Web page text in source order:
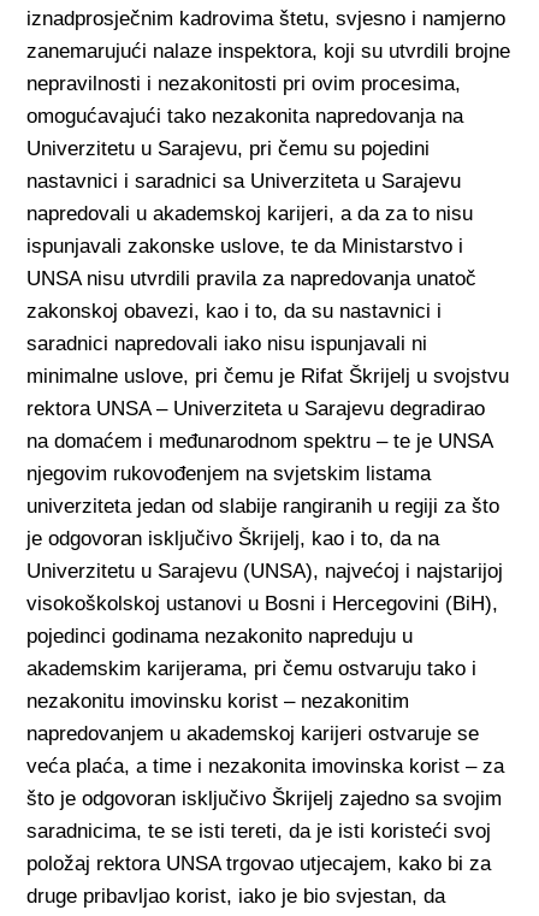
iznadprosječnim kadrovima štetu, svjesno i namjerno
zanemarujući nalaze inspektora, koji su utvrdili brojne
nepravilnosti i nezakonitosti pri ovim procesima,
omogućavajući tako nezakonita napredovanja na
Univerzitetu u Sarajevu, pri čemu su pojedini
nastavnici i saradnici sa Univerziteta u Sarajevu
napredovali u akademskoj karijeri, a da za to nisu
ispunjavali zakonske uslove, te da Ministarstvo i
UNSA nisu utvrdili pravila za napredovanja unatoč
zakonskoj obavezi, kao i to, da su nastavnici i
saradnici napredovali iako nisu ispunjavali ni
minimalne uslove, pri čemu je Rifat Škrijelj u svojstvu
rektora UNSA – Univerziteta u Sarajevu degradirao
na domaćem i međunarodnom spektru – te je UNSA
njegovim rukovođenjem na svjetskim listama
univerziteta jedan od slabije rangiranih u regiji za što
je odgovoran isključivo Škrijelj, kao i to, da na
Univerzitetu u Sarajevu (UNSA), najvećoj i najstarijoj
visokoškolskoj ustanovi u Bosni i Hercegovini (BiH),
pojedinci godinama nezakonito napreduju u
akademskim karijerama, pri čemu ostvaruju tako i
nezakonitu imovinsku korist – nezakonitim
napredovanjem u akademskoj karijeri ostvaruje se
veća plaća, a time i nezakonita imovinska korist – za
što je odgovoran isključivo Škrijelj zajedno sa svojim
saradnicima, te se isti tereti, da je isti koristeći svoj
položaj rektora UNSA trgovao utjecajem, kako bi za
druge pribavljao korist, iako je bio svjestan, da